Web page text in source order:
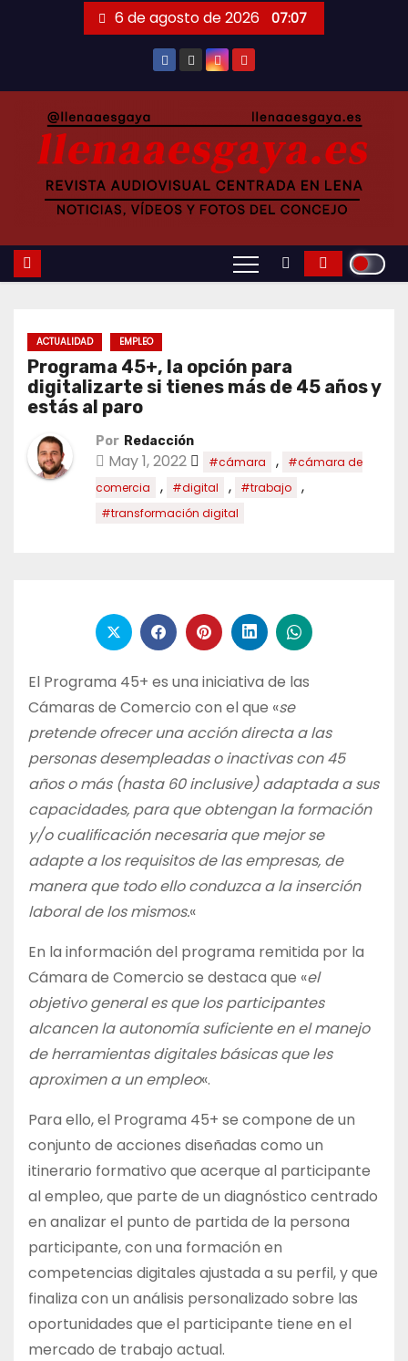
6 de agosto de 2026 07:07
ACTUALIDAD EMPLEO
Programa 45+, la opción para
digitalizarte si tienes más de 45 años y
estás al paro
Por Redacción
May 1, 2022 #cámara ,
#cámara de
comercia
, #digital , #trabajo ,
#transformación digital
El Programa 45+ es una iniciativa de las
Cámaras de Comercio con el que «se
pretende ofrecer una acción directa a las
personas desempleadas o inactivas con 45
años o más (hasta 60 inclusive) adaptada a sus
capacidades, para que obtengan la formación
y/o cualificación necesaria que mejor se
adapte a los requisitos de las empresas, de
manera que todo ello conduzca a la inserción
laboral de los mismos.«
En la información del programa remitida por la
Cámara de Comercio se destaca que «el
objetivo general es que los participantes
alcancen la autonomía suficiente en el manejo
de herramientas digitales básicas que les
aproximen a un empleo«.
Para ello, el Programa 45+ se compone de un
conjunto de acciones diseñadas como un
itinerario formativo que acerque al participante
al empleo, que parte de un diagnóstico centrado
en analizar el punto de partida de la persona
participante, con una formación en
competencias digitales ajustada a su perfil, y que
finaliza con un análisis personalizado sobre las
oportunidades que el participante tiene en el
mercado de trabajo actual.